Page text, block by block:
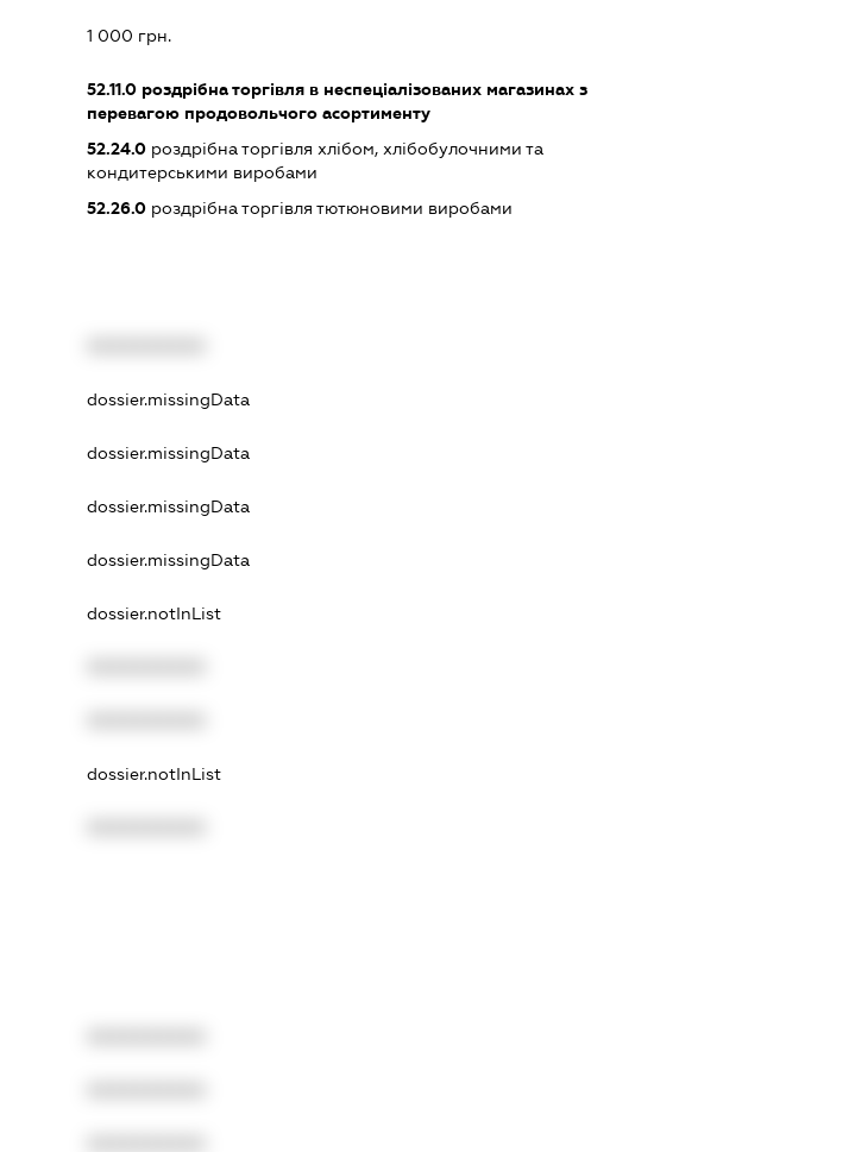
1 000 грн.
52.11.0роздрібна торгівля в неспеціалізованих магазинах з
перевагою продовольчого асортименту
52.24.0роздрібна торгівля хлібом, хлібобулочними та
кондитерськими виробами
52.26.0роздрібна торгівля тютюновими виробами
dossier.missingData
dossier.missingData
dossier.missingData
dossier.missingData
dossier.notInList
dossier.notInList